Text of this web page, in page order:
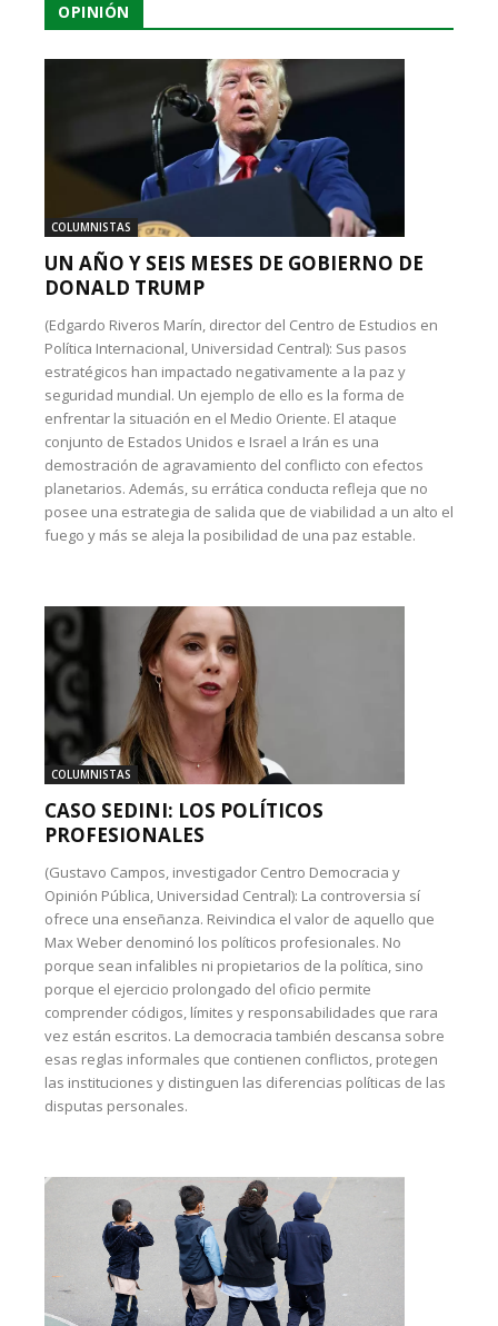
OPINIÓN
COLUMNISTAS
UN AÑO Y SEIS MESES DE GOBIERNO DE
DONALD TRUMP
(Edgardo Riveros Marín, director del Centro de Estudios en
Política Internacional, Universidad Central): Sus pasos
estratégicos han impactado negativamente a la paz y
seguridad mundial. Un ejemplo de ello es la forma de
enfrentar la situación en el Medio Oriente. El ataque
conjunto de Estados Unidos e Israel a Irán es una
demostración de agravamiento del conflicto con efectos
planetarios. Además, su errática conducta refleja que no
posee una estrategia de salida que de viabilidad a un alto el
fuego y más se aleja la posibilidad de una paz estable.
COLUMNISTAS
CASO SEDINI: LOS POLÍTICOS
PROFESIONALES
(Gustavo Campos, investigador Centro Democracia y
Opinión Pública, Universidad Central): La controversia sí
ofrece una enseñanza. Reivindica el valor de aquello que
Max Weber denominó los políticos profesionales. No
porque sean infalibles ni propietarios de la política, sino
porque el ejercicio prolongado del oficio permite
comprender códigos, límites y responsabilidades que rara
vez están escritos. La democracia también descansa sobre
esas reglas informales que contienen conflictos, protegen
las instituciones y distinguen las diferencias políticas de las
disputas personales.